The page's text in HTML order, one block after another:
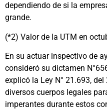
dependiendo de si la
grande.
(*2) Valor de la UTM en
En su actuar inspectivo de
consideró su dictamen
explicó la Ley N° 21.693,
diversos cuerpos legales
imperantes durante estos